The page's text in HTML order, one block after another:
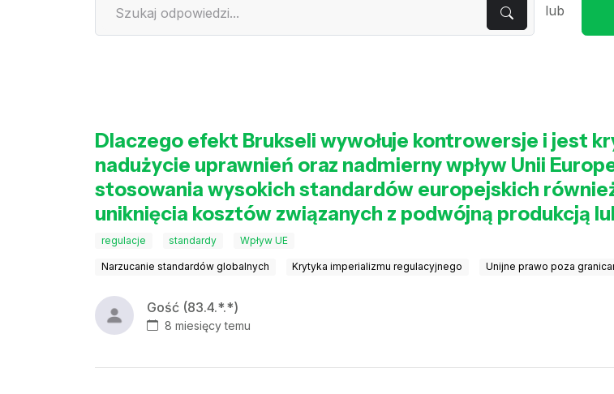
lub
Dlaczego efekt Brukseli wywołuje kontrowersje i jest
nadużycie uprawnień oraz nadmierny wpływ Unii
stosowania wysokich standardów europejskich
uniknięcia kosztów związanych z podwójną produkcją
regulacje standardy Wpływ UE
Narzucanie standardów globalnych Krytyka imperializmu regulacyjnego Unijne prawo poza
Gość (83.4.*.*)
8 miesięcy temu